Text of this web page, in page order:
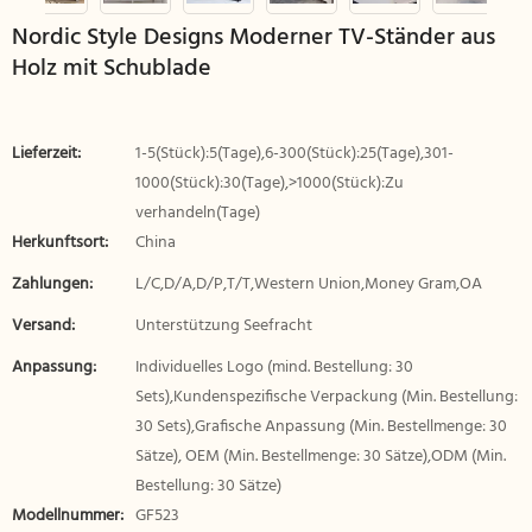
Nordic Style Designs Moderner TV-Ständer aus
Holz mit Schublade
Lieferzeit:
1-5(Stück):5(Tage),6-300(Stück):25(Tage),301-
1000(Stück):30(Tage),>1000(Stück):Zu
verhandeln(Tage)
Herkunftsort:
China
Zahlungen:
L/C,D/A,D/P,T/T,Western Union,Money Gram,OA
Versand:
Unterstützung Seefracht
Anpassung:
Individuelles Logo (mind. Bestellung: 30
Sets),Kundenspezifische Verpackung (Min. Bestellung:
30 Sets),Grafische Anpassung (Min. Bestellmenge: 30
Sätze), OEM (Min. Bestellmenge: 30 Sätze),ODM (Min.
Bestellung: 30 Sätze)
Modellnummer: GF523